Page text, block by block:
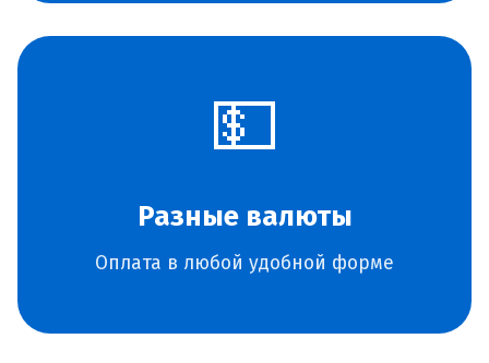
💵
Разные валюты
Оплата в любой удобной форме